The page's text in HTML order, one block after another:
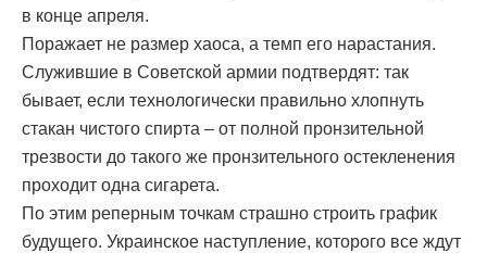
в конце апреля.
Поражает не размер хаоса, а темп его нарастания.
Служившие в Советской армии подтвердят: так
бывает, если технологически правильно хлопнуть
стакан чистого спирта – от полной пронзительной
трезвости до такого же пронзительного остекленения
проходит одна сигарета.
По этим реперным точкам страшно строить график
будущего. Украинское наступление, которого все ждут